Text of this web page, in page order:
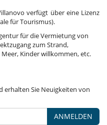
verfügt über eine Lizenz
für Tourismus).
für die Vermietung von
zum Strand,
Kinder willkommen, etc.
erhalten Sie Neuigkeiten von
ANMELDEN